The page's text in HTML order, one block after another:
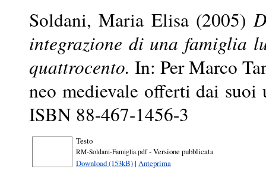
Soldani, Maria Elisa(2005)
integrazione di una famiglia
quattrocento. In: Per Marco
neo medievale offerti dai
ISBN 88-467-1456-3
Testo
RM-Soldani-Famiglia.pdf- Versione pubblicata
Download (153kB)| Anteprima